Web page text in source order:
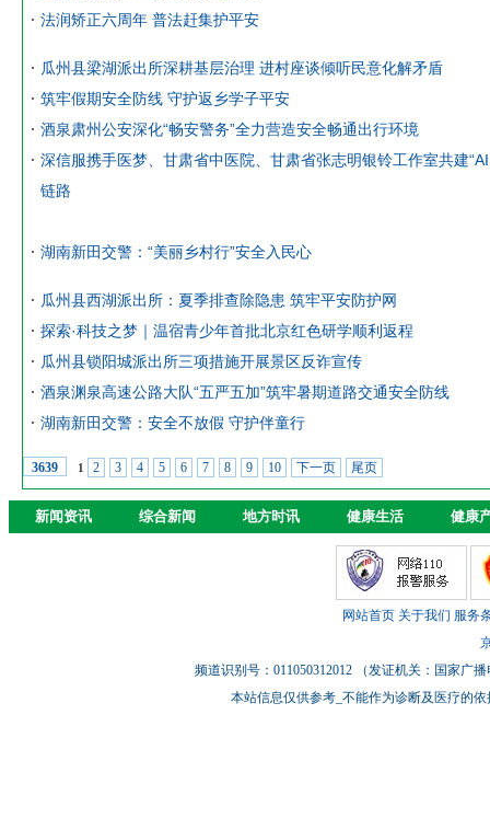
法润矫正六周年 普法赶集护平安
瓜州县梁湖派出所深耕基层治理 进村座谈倾听民意化解矛盾
筑牢假期安全防线 守护返乡学子平安
酒泉肃州公安深化“畅安警务”全力营造安全畅通出行环境
深信服携手医梦、甘肃省中医院、甘肃省张志明银铃工作室共建
链路
湖南新田交警：“美丽乡村行”安全入民心
瓜州县西湖派出所：夏季排查除隐患 筑牢平安防护网
探索·科技之梦｜温宿青少年首批北京红色研学顺利返程
瓜州县锁阳城派出所三项措施开展景区反诈宣传
酒泉渊泉高速公路大队“五严五加”筑牢暑期道路交通安全防线
湖南新田交警：安全不放假 守护伴童行
3639 1 2 3 4 5 6 7 8 9 10 下一页 尾页
新闻资讯 综合新闻 地方时讯 健康生活 健康
网站首页 关于我们 服务
频道识别号：011050312012 （发证机关：国家广
本站信息仅供参考_不能作为诊断及医疗的